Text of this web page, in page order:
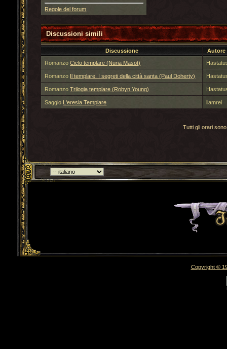
Regole del forum
Discussioni simili
Discussione
Autore
RomanzoCiclo templare (Nuria Masot)
Romanzo Il templare. I segreti della città santa (Paul Doherty)
RomanzoTrilogia templare (Robyn Young)
Saggio L'eresia Templare llamrei
Tutti gli orari
Torna indietro
Copyright ©